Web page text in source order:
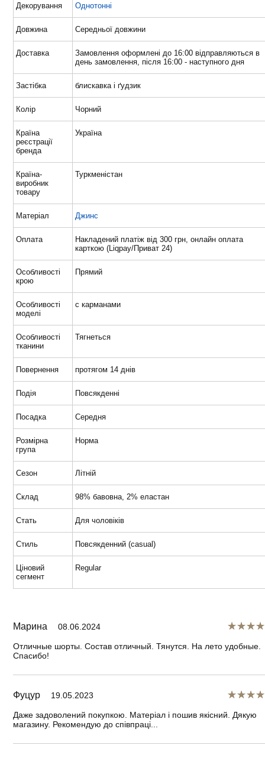
Декорування Однотонні
Довжина Середньої довжини
Доставка
Замовлення оформлені до 16:00 відправляються в
день замовлення, після 16:00 - наступного дня
Застібка блискавка і ґудзик
Колір Чорний
Країна
реєстрації
бренда
Україна
Країна-
виробник
товару
Туркменістан
Матеріал Джинс
Оплата
Накладений платіж від 300 грн, онлайн оплата
карткою (Liqpay/Приват 24)
Особливості
крою
Прямий
Особливості
моделі
с карманами
Особливості
тканини
Тягнеться
Повернення протягом 14 днів
Подія Повсякденні
Посадка Середня
Розмірна
група
Норма
Сезон Літній
Склад 98% бавовна, 2% еластан
Стать Для чоловіків
Стиль Повсякденний (casual)
Ціновий
сегмент
Regular
Марина 08.06.2024
Отличные шорты. Состав отличный. Тянутся. На лето удобные.
Спасибо!
Фуцур 19.05.2023
Даже задоволений покупкою. Матеріал і пошив якісний. Дякую
магазину. Рекомендую до співпраці...